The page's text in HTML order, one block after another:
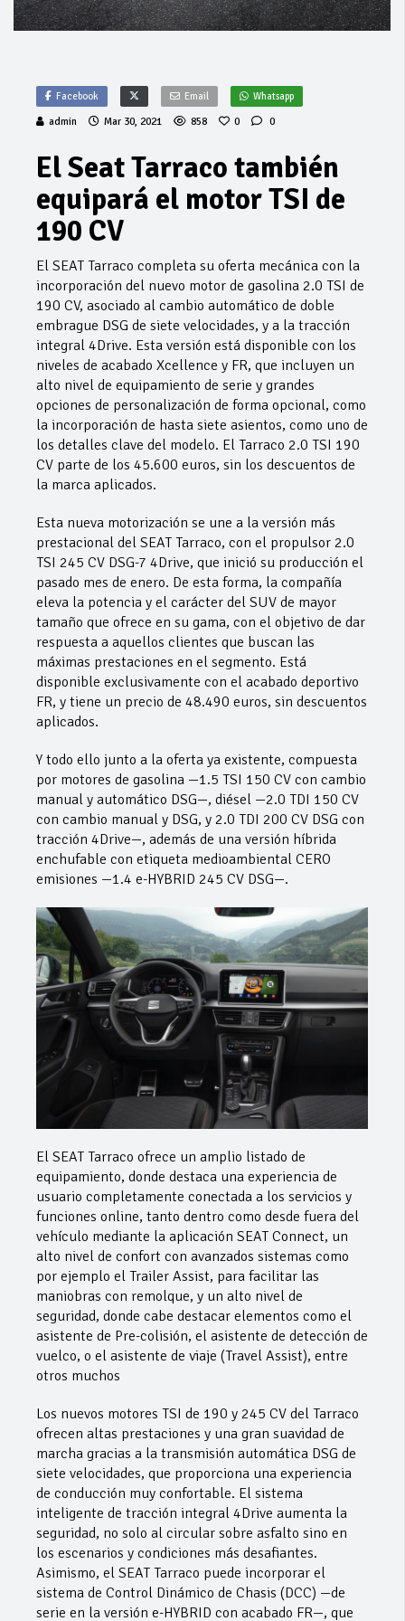
Facebook Email Whatsapp
admin Mar 30, 2021 858 0 0
El Seat Tarraco también
equipará el motor TSI de
190 CV
El SEAT Tarraco completa su oferta mecánica con la
incorporación del nuevo motor de gasolina 2.0 TSI de
190 CV, asociado al cambio automático de doble
embrague DSG de siete velocidades, y a la tracción
integral 4Drive. Esta versión está disponible con los
niveles de acabado Xcellence y FR, que incluyen un
alto nivel de equipamiento de serie y grandes
opciones de personalización de forma opcional, como
la incorporación de hasta siete asientos, como uno de
los detalles clave del modelo. El Tarraco 2.0 TSI 190
CV parte de los 45.600 euros, sin los descuentos de
la marca aplicados.
Esta nueva motorización se une a la versión más
prestacional del SEAT Tarraco, con el propulsor 2.0
TSI 245 CV DSG-7 4Drive, que inició su producción el
pasado mes de enero. De esta forma, la compañía
eleva la potencia y el carácter del SUV de mayor
tamaño que ofrece en su gama, con el objetivo de dar
respuesta a aquellos clientes que buscan las
máximas prestaciones en el segmento. Está
disponible exclusivamente con el acabado deportivo
FR, y tiene un precio de 48.490 euros, sin descuentos
aplicados.
Y todo ello junto a la oferta ya existente, compuesta
por motores de gasolina —1.5 TSI 150 CV con cambio
manual y automático DSG—, diésel —2.0 TDI 150 CV
con cambio manual y DSG, y 2.0 TDI 200 CV DSG con
tracción 4Drive—, además de una versión híbrida
enchufable con etiqueta medioambiental CERO
emisiones —1.4 e-HYBRID 245 CV DSG—.
El SEAT Tarraco ofrece un amplio listado de
equipamiento, donde destaca una experiencia de
usuario completamente conectada a los servicios y
funciones online, tanto dentro como desde fuera del
vehículo mediante la aplicación SEAT Connect, un
alto nivel de confort con avanzados sistemas como
por ejemplo el Trailer Assist, para facilitar las
maniobras con remolque, y un alto nivel de
seguridad, donde cabe destacar elementos como el
asistente de Pre-colisión, el asistente de detección de
vuelco, o el asistente de viaje (Travel Assist), entre
otros muchos
Los nuevos motores TSI de 190 y 245 CV del Tarraco
ofrecen altas prestaciones y una gran suavidad de
marcha gracias a la transmisión automática DSG de
siete velocidades, que proporciona una experiencia
de conducción muy confortable. El sistema
inteligente de tracción integral 4Drive aumenta la
seguridad, no solo al circular sobre asfalto sino en
los escenarios y condiciones más desafiantes.
Asimismo, el SEAT Tarraco puede incorporar el
sistema de Control Dinámico de Chasis (DCC) —de
serie en la versión e-HYBRID con acabado FR—, que